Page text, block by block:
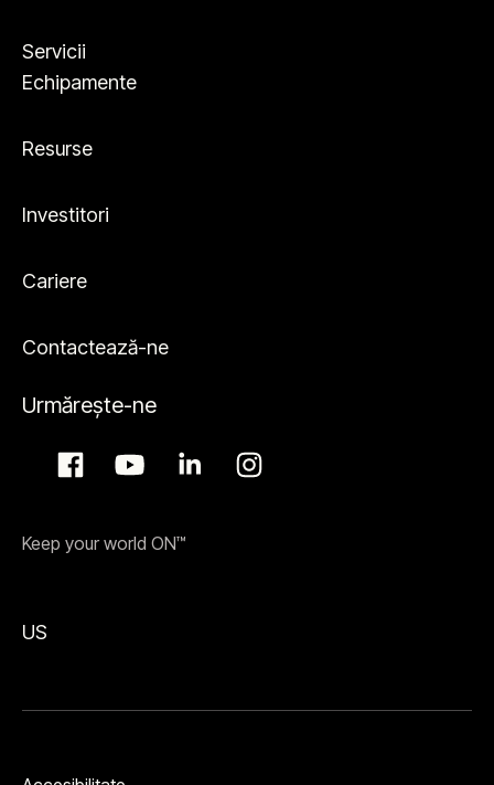
Servicii
Echipamente
Resurse
Investitori
Cariere
Contactează-ne
Urmărește-ne
Keep your world ON™
US